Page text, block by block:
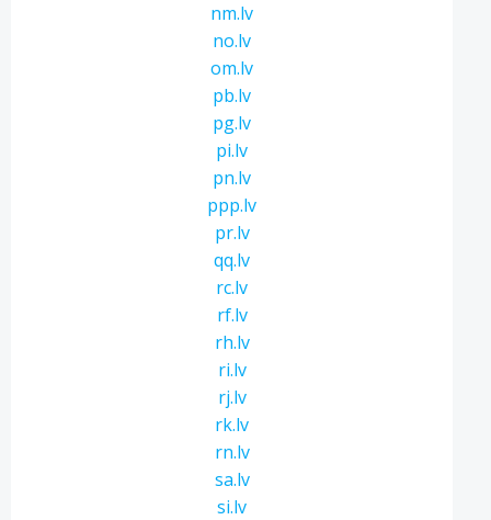
nm.lv
no.lv
om.lv
pb.lv
pg.lv
pi.lv
pn.lv
ppp.lv
pr.lv
qq.lv
rc.lv
rf.lv
rh.lv
ri.lv
rj.lv
rk.lv
rn.lv
sa.lv
si.lv